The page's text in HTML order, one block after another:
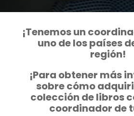
¡Tenemos un
uno de los países
región!
¡Para obtener más
sobre cómo
colección de libros
coordinador de